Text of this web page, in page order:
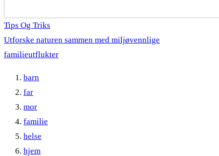
Tips Og Triks
Utforske naturen sammen med miljøvennlige
familieutflukter
barn
far
mor
familie
helse
hjem